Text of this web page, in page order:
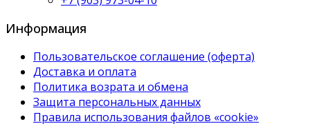
Информация
Пользовательское соглашение (оферта)
Доставка и оплата
Политика возрата и обмена
Защита персональных данных
Правила использования файлов «cookie»